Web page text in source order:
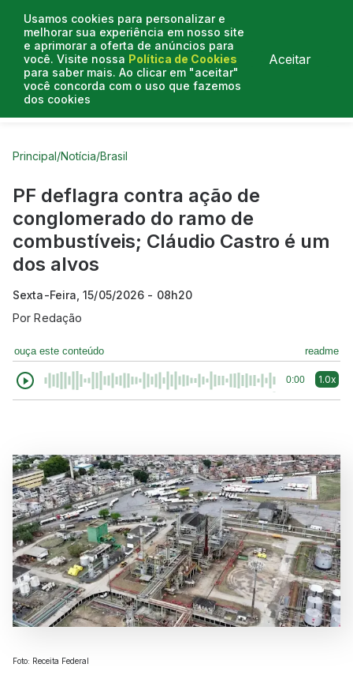
Usamos cookies para personalizar e
melhorar sua experiência em nosso site
e aprimorar a oferta de anúncios para
você. Visite nossa Política de Cookies
para saber mais. Ao clicar em "aceitar"
você concorda com o uso que fazemos
dos cookies
Aceitar
Curtas do Poder
Principal/Notícia/Brasil
PF deflagra contra ação de
conglomerado do ramo de
combustíveis; Cláudio Castro é um
dos alvos
Sexta-Feira, 15/05/2026 - 08h20
PorRedação
ouça este conteúdo readme
0:00 1.0x
Foto: Receita Federal